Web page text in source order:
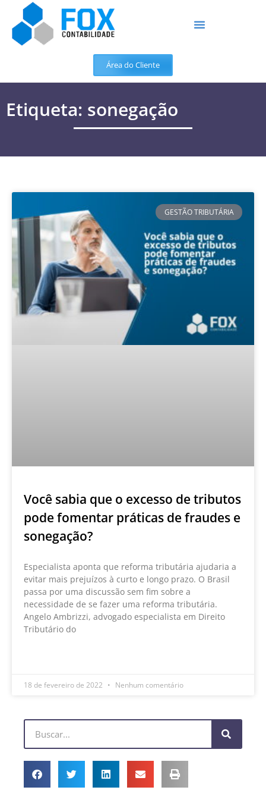
Área do Cliente
Etiqueta: sonegação
GESTÃO TRIBUTÁRIA
Você sabia que o excesso de tributos
pode fomentar práticas de fraudes e
sonegação?
Especialista aponta que reforma tributária ajudaria a
evitar mais prejuízos à curto e longo prazo. O Brasil
passa por uma discussão sem fim sobre a
necessidade de se fazer uma reforma tributária.
Angelo Ambrizzi, advogado especialista em Direito
Tributário do
18 de fevereiro de 2022 Nenhum comentário